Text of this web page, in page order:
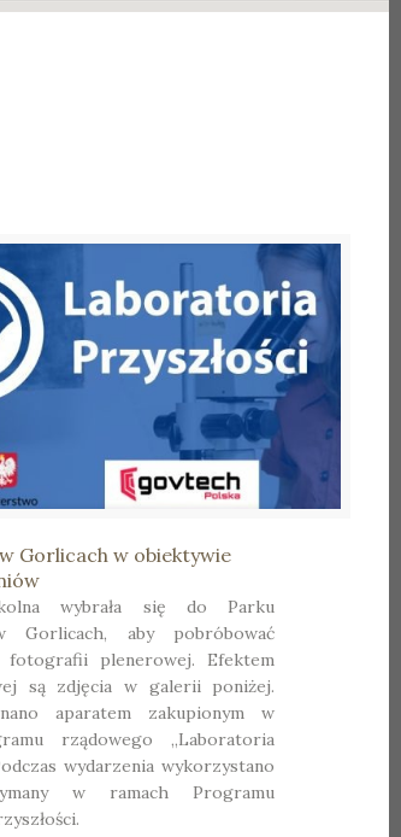
Gorlicach w obiektywie
wybrała się do Parku
Gorlicach, aby pobróbować
plenerowej. Efektem
są zdjęcia w galerii poniżej.
aparatem zakupionym w
rządowego „Laboratoria
wydarzenia wykorzystano
w ramach Programu